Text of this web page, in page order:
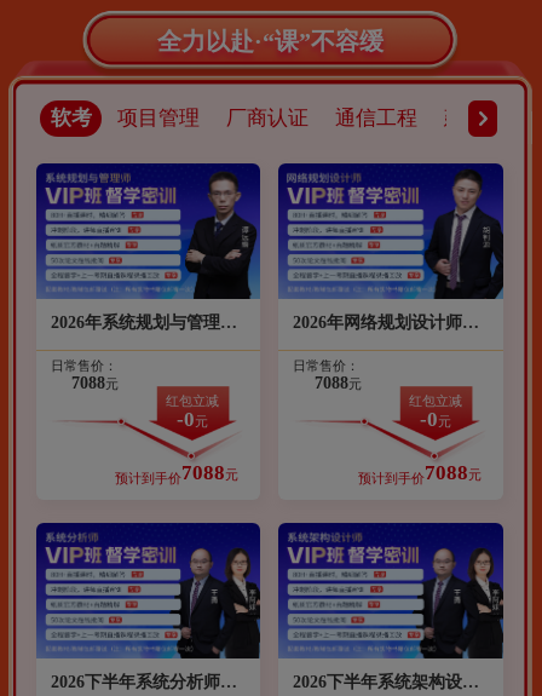
全力以赴·“课”不容缓
软考 项目管理 厂商认证 通信工程 建筑工程
2026年系统规划与管理师
网络课程VIP笃行班（班
型：VIP班）
日常售价：
7088元
红包立减
-0元
预计到手价7088元
2026年网络规划设计师网
络课程笃行VIP班（班
型：VIP班）
日常售价：
7088元
红包立减
-0元
预计到手价7088元
2026下半年系统分析师网
2026下半年系统架构设计